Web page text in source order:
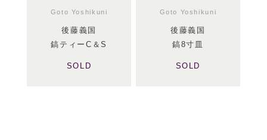
Goto Yoshikuni
後藤義国
鎬ティーC＆S
SOLD
Goto Yoshikuni
後藤義国
鎬8寸皿
SOLD